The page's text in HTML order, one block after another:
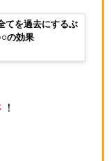
てを過去にするぶ
の効果
！